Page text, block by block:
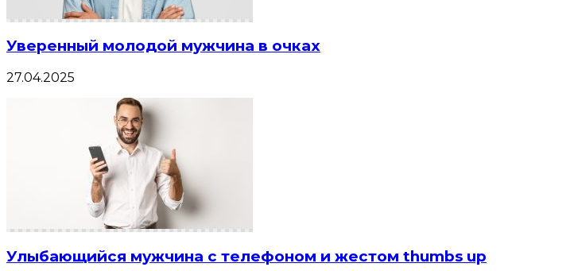
Уверенный молодой мужчина в очках
27.04.2025
Улыбающийся мужчина с телефоном и жестом thumbs up